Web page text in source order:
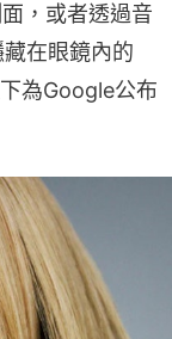
，或者透過音
在眼鏡內的
為Google公布